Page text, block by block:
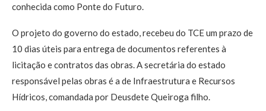
conhecida como Ponte do Futuro.
O projeto do governo do estado, recebeu do TCE um prazo de
10 dias úteis para entrega de documentos referentes à
licitação e contratos das obras. A secretária do estado
responsável pelas obras é a de Infraestrutura e Recursos
Hídricos, comandada por Deusdete Queiroga filho.